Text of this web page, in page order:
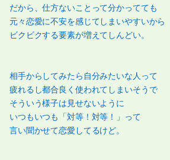
だから、仕方ないことって分かってても
元々恋愛に不安を感じてしまいやすいから
ビクビクする要素が増えてしんどい。
相手からしてみたら自分みたいな人って
疲れるし都合良く使われてしまいそうで
そういう様子は見せないように
いつもいつも「対等！対等！」って
言い聞かせて恋愛してるけど。